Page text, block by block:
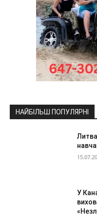
НАЙБІЛЬШ ПОПУЛЯРНІ
У